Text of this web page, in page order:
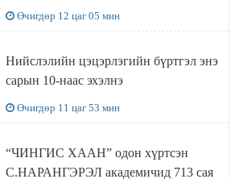
МЯНГАН ШАТРАА хүлээн авчээ
Өчигдөр 12 цаг 05 мин
Нийслэлийн цэцэрлэгийн бүртгэл энэ
сарын 10-наас эхэлнэ
Өчигдөр 11 цаг 53 мин
“ЧИНГИС ХААН” одон хүртсэн
С.НАРАНГЭРЭЛ академичид 713 сая